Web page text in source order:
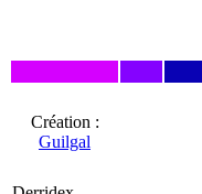
Création :
Guilgal